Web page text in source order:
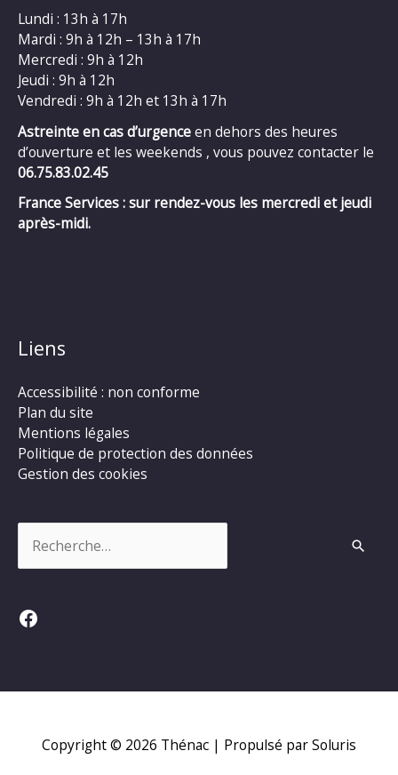
Lundi : 13h à 17h
Mardi : 9h à 12h – 13h à 17h
Mercredi : 9h à 12h
Jeudi : 9h à 12h
Vendredi : 9h à 12h et 13h à 17h
Astreinte en cas d’urgenceen dehors des heures
d’ouverture et les weekends , vous pouvez contacter le
06.75.83.02.45
France Services : sur rendez-vous les mercredi et jeudi
après-midi.
Liens
Accessibilité : non conforme
Plan du site
Mentions légales
Politique de protection des données
Gestion des cookies
Facebook
Copyright © 2026 Thénac | Propulsé par Soluris